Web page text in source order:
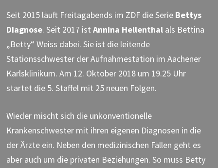
Seit 2015 läuft Freitagabends im ZDF die Serie Bettys
Diagnose. Seit 2017 ist Annina Hellenthalals Bettina
„Betty“ Weiss dabei. Sie ist die leitende
Stationsschwester der Aufnahmestation im Aachener
Karlsklinikum. Am 12. Oktober 2018 um 19.25 Uhr
startet die 5. Staffel mit 25 neuen Folgen.
Wieder mischt sich die unkonventionelle
Krankenschwester mit ihren eigenen Diagnosen in die
der Ärzte ein. Neben den medizinischen Fällen geht es
aber auch um die privaten Beziehungen. So muss Betty